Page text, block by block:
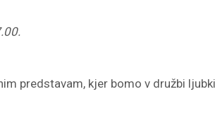
predstavam, kjer bomo v družbi